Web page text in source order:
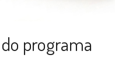
programa